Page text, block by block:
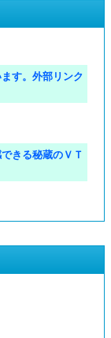
す。外部リンク
きる秘蔵のＶＴ